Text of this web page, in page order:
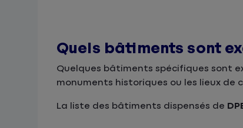
Quels bâtiments sont
Quelques bâtiments spécifiques sont
monuments historiques ou les lieux de
La liste des bâtiments dispensés de